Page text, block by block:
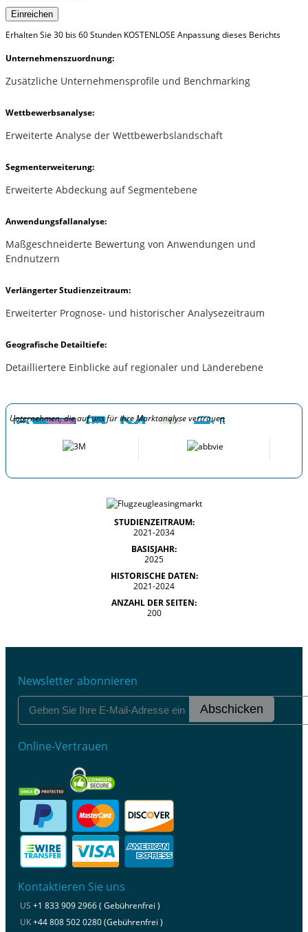
Einreichen
Erhalten Sie 30 bis 60 Stunden KOSTENLOSE Anpassung dieses Berichts
Unternehmenszuordnung:
Zusätzliche Unternehmensprofile und Benchmarking
Wettbewerbsanalyse:
Erweiterte Analyse der Wettbewerbslandschaft
Segmenterweiterung:
Erweiterte Abdeckung auf Segmentebene
Anwendungsfallanalyse:
Maßgeschneiderte Bewertung von Anwendungen und
Endnutzern
Verlängerter Studienzeitraum:
Erweiterter Prognose- und historischer Analysezeitraum
Geografische Detailtiefe:
Detailliertere Einblicke auf regionaler und Länderebene
Unternehmen, die auf uns für ihre Marktanalyse vertrauen
STUDIENZEITRAUM:
2021-2034
BASISJAHR:
2025
HISTORISCHE DATEN:
2021-2024
ANZAHL DER SEITEN:
200
Newsletter abonnieren
Abschicken
Online-Vertrauen
Kontaktieren Sie uns
US +1 833 909 2966 ( Gebührenfrei )
UK+44 808 502 0280 (Gebührenfrei )